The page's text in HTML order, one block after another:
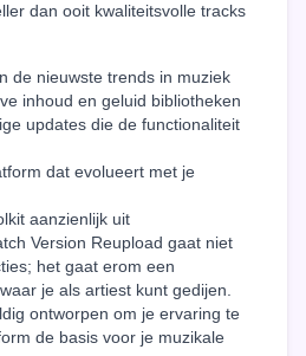
dan ooit kwaliteitsvolle tracks
de nieuwste trends in muziek
inhoud en geluid bibliotheken
updates die de functionaliteit
dat evolueert met je
aanzienlijk uit
Version Reupload gaat niet
het gaat erom een
je als artiest kunt gedijen.
ontworpen om je ervaring te
de basis voor je muzikale